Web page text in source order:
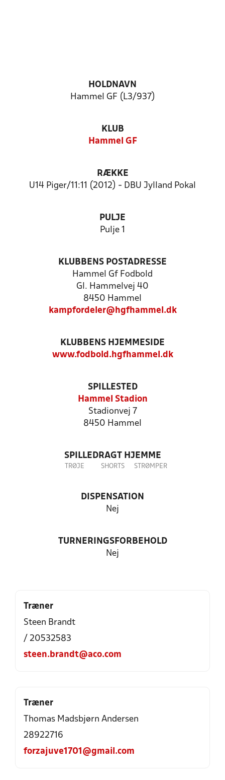
HOLDNAVN
Hammel GF (L3/937)
KLUB
Hammel GF
RÆKKE
U14 Piger/11:11 (2012) - DBU Jylland Pokal
PULJE
Pulje 1
KLUBBENS POSTADRESSE
Hammel Gf Fodbold
Gl. Hammelvej 40
8450 Hammel
kampfordeler@hgfhammel.dk
KLUBBENS HJEMMESIDE
www.fodbold.hgfhammel.dk
SPILLESTED
Hammel Stadion
Stadionvej 7
8450 Hammel
SPILLEDRAGT HJEMME
TRØJE SHORTS STRØMPER
DISPENSATION
Nej
TURNERINGSFORBEHOLD
Nej
Træner
Steen Brandt
/ 20532583
steen.brandt@aco.com
Træner
Thomas Madsbjørn Andersen
28922716
forzajuve1701@gmail.com